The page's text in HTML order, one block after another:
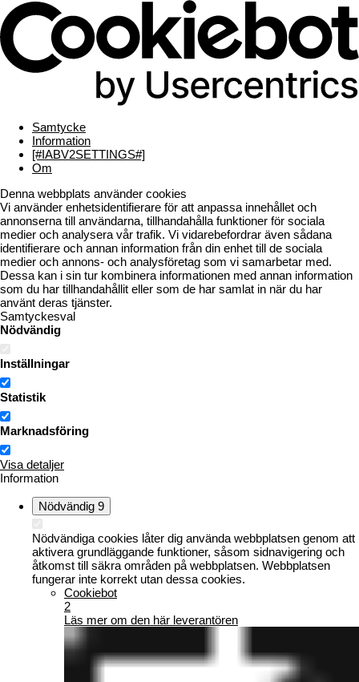
Samtycke
Information
[#IABV2SETTINGS#]
Om
Denna webbplats använder cookies
Vi använder enhetsidentifierare för att anpassa innehållet och
annonserna till användarna, tillhandahålla funktioner för sociala
medier och analysera vår trafik. Vi vidarebefordrar även sådana
identifierare och annan information från din enhet till de sociala
medier och annons- och analysföretag som vi samarbetar med.
Dessa kan i sin tur kombinera informationen med annan information
som du har tillhandahållit eller som de har samlat in när du har
använt deras tjänster.
Samtyckesval
Nödvändig
Inställningar
Statistik
Marknadsföring
Visa detaljer
Information
Nödvändig 9
Nödvändiga cookies låter dig använda webbplatsen genom att
aktivera grundläggande funktioner, såsom sidnavigering och
åtkomst till säkra områden på webbplatsen. Webbplatsen
fungerar inte korrekt utan dessa cookies.
Cookiebot
2
Läs mer om den här leverantören